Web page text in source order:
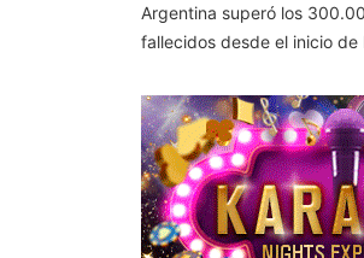
Argentina superó los
fallecidos desde el inicio